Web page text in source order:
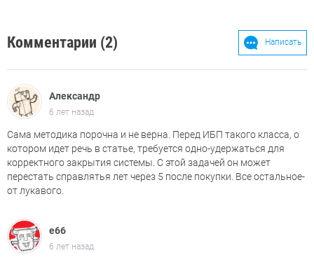
Комментарии (2) Написать
Александр
6 лет назад
Сама методика порочна и не верна. Перед ИБП такого класса, о
котором идет речь в статье, требуется одно-удержаться для
корректного закрытия системы. С этой задачей он может
перестать справлятья лет через 5 после покупки. Все остальное-
от лукавого.
е66
6 лет назад